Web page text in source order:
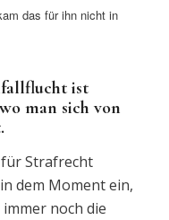
das für ihn nicht in
ist
man sich von
für Strafrecht
dem Moment ein,
noch die